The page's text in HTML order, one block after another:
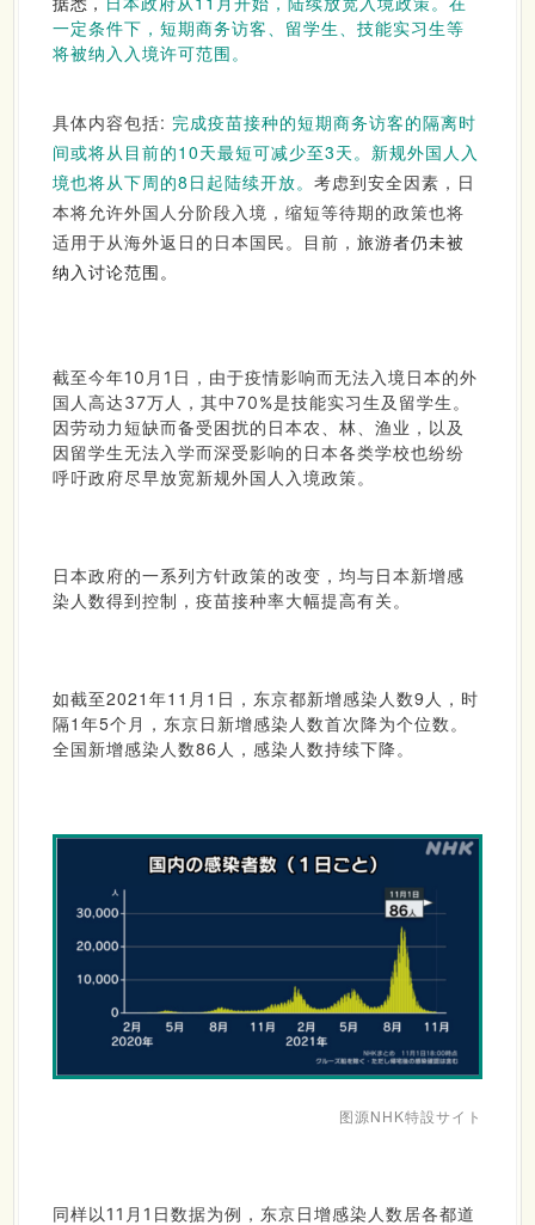
一定条件下，短期商务访客、留学生、技能实习生等
将被纳入入境许可范围。
具体内容包括: 完成疫苗接种的短期商务访客的隔离时
间或将从目前的10天最短可减少至3天。新规外国人入
境也将从下周的8日起陆续开放。考虑到安全因素，日
本将允许外国人分阶段入境，缩短等待期的政策也将
适用于从海外返日的日本国民。目前，旅游者仍未被
纳入讨论范围。
截至今年10月1日，由于疫情影响而无法入境日本的外
国人高达37万人，其中70%是技能实习生及留学生。
因劳动力短缺而备受困扰的日本农、林、渔业，以及
因留学生无法入学而深受影响的日本各类学校也纷纷
呼吁政府尽早放宽新规外国人入境政策。
日本政府的一系列方针政策的改变，均与日本新增感
染人数得到控制，疫苗接种率大幅提高有关。
如截至2021年11月1日，东京都新增感染人数9人，时
隔1年5个月，东京日新增感染人数首次降为个位数。
全国新增感染人数86人，感染人数持续下降。
图源NHK特設サイト
同样以11月1日数据为例，东京日增感染人数居各都道